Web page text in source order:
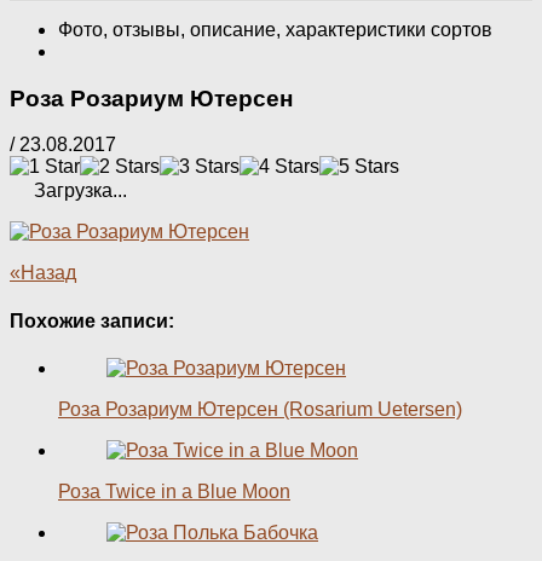
Фото, отзывы, описание, характеристики сортов
Роза Розариум Ютерсен
/23.08.2017
Загрузка...
«Назад
Похожие записи:
Роза Розариум Ютерсен (Rosarium Uetersen)
Роза Twice in a Blue Moon